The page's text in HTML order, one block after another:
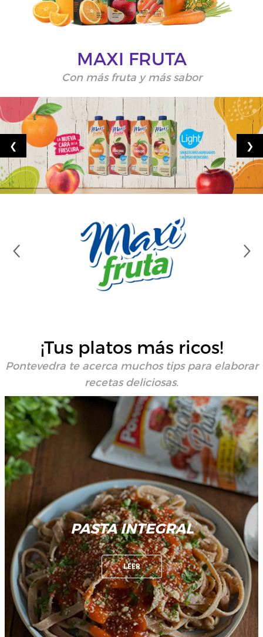
MAXI FRUTA
Con más fruta y más sabor
❮ ❯
¡Tus platos más ricos!
Pontevedra te acerca muchos tips para elaborar
recetas deliciosas.
PASTA INTEGRAL
LEER